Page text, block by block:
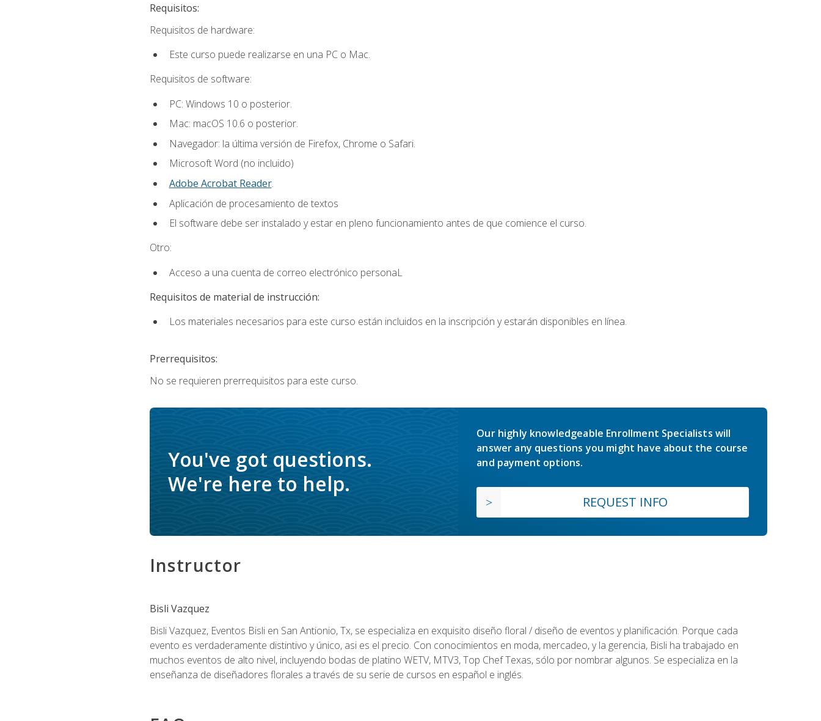
Requisitos:
Requisitos de hardware:
Este curso puede realizarse en una PC o Mac.
Requisitos de software:
PC: Windows 10 o posterior.
Mac: macOS 10.6 o posterior.
Navegador: la última versión de Firefox, Chrome o Safari.
Microsoft Word (no incluido)
Adobe Acrobat Reader.
Aplicación de procesamiento de textos
El software debe ser instalado y estar en pleno funcionamiento antes de que comience el curso.
Otro:
Acceso a una cuenta de correo electrónico personaL
Requisitos de material de instrucción:
Los materiales necesarios para este curso están incluidos en la inscripción y estarán disponibles en línea.
Prerrequisitos:
No se requieren prerrequisitos para este curso.
You've got questions.
We're here to help.
Our highly knowledgeable Enrollment Specialists will
answer any questions you might have about the course
and payment options.
REQUEST INFO
Instructor
Bisli Vazquez
Bisli Vazquez, Eventos Bisli en San Antionio, Tx, se especializa en exquisito diseño floral / diseño de eventos y planificación. Porque cada
evento es verdaderamente distintivo y único, asi es el precio. Con conocimientos en moda, mercadeo, y la gerencia, Bisli ha trabajado en
muchos eventos de alto nivel, incluyendo bodas de platino WETV, MTV3, Top Chef Texas, sólo por nombrar algunos. Se especializa en la
enseñanza de diseñadores florales a través de su serie de cursos en español e inglés.